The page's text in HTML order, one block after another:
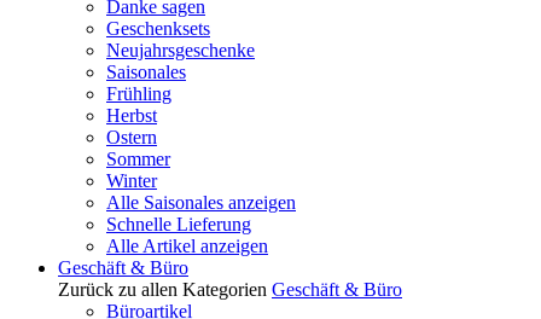
Danke sagen
Geschenksets
Neujahrsgeschenke
Saisonales
Frühling
Herbst
Ostern
Sommer
Winter
Alle Saisonales anzeigen
Schnelle Lieferung
Alle Artikel anzeigen
Geschäft & Büro
Zurück zu allen Kategorien Geschäft & Büro
Büroartikel